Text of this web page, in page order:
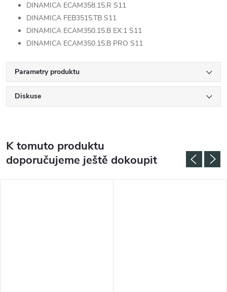
DINAMICA ECAM358.15.R S11
DINAMICA FEB3515.TB S11
DINAMICA ECAM350.15.B EX:1 S11
DINAMICA ECAM350.15.B PRO S11
Parametry produktu
Diskuse
K tomuto produktu
doporučujeme ještě dokoupit